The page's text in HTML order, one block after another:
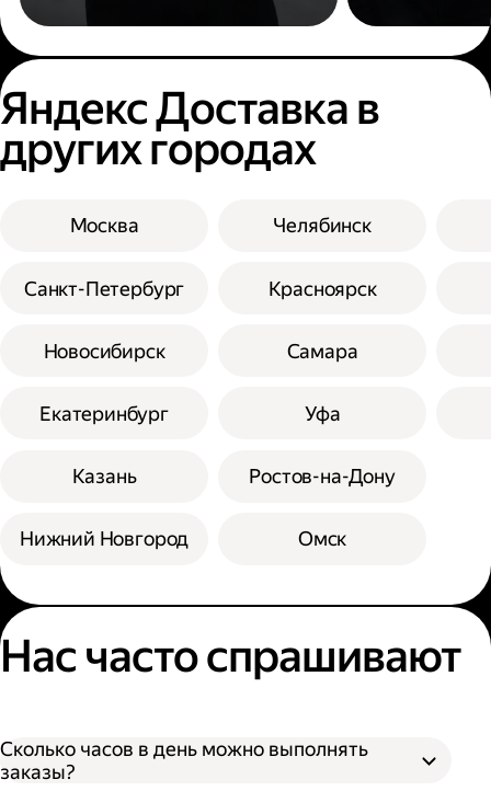
Яндекс Доставка в
других городах
Москва
Санкт-Петербург
Новосибирск
Екатеринбург
Казань
Нижний Новгород
Челябинск
Красноярск
Самара
Уфа
Ростов-на-Дону
Омск
Нас часто спрашивают
Сколько часов в день можно выполнять
заказы?